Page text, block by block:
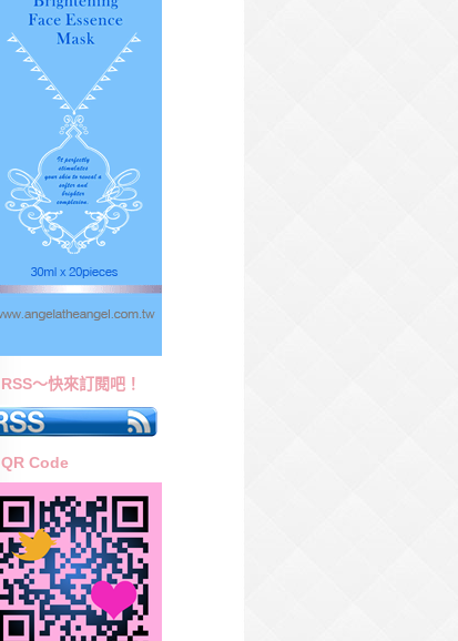
RSS～快來訂閱吧！
QR Code